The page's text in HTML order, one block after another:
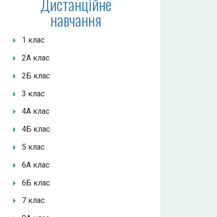
навчання
1 клас
2А клас
2Б клас
3 клас
4А клас
4Б клас
5 клас
6А клас
6Б клас
7 клас